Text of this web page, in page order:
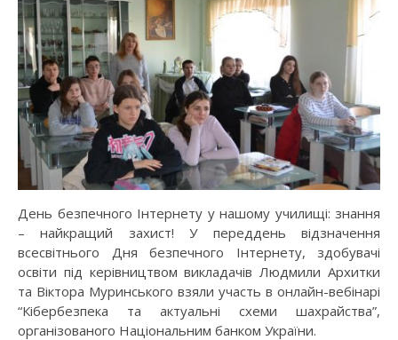
День безпечного Інтернету у нашому училищі: знання
– найкращий захист! У переддень відзначення
всесвітнього Дня безпечного Інтернету, здобувачі
освіти під керівництвом викладачів Людмили Архитки
та Віктора Муринського взяли участь в онлайн-вебінарі
“Кібербезпека та актуальні схеми шахрайства”,
організованого Національним банком України.